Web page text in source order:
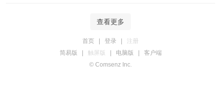
查看更多
首页 登录
注册
简易版
触屏版 电脑版
客户端
© Comsenz Inc.